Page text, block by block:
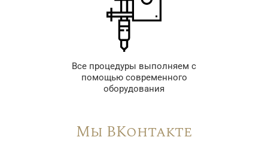
Все процедуры выполняем с
помощью современного
оборудования
Мы ВКонтакте